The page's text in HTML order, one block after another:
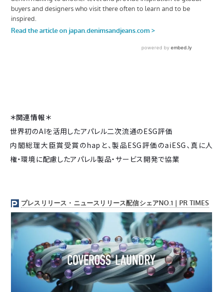
＊関連情報＊
世界初のAIを活用したアパレル二次流通のESG評価
内閣総理大臣賞受賞のhapと、製品ESG評価のaiESG、真に人
権・環境に配慮したアパレル製品・サービス開発で協業